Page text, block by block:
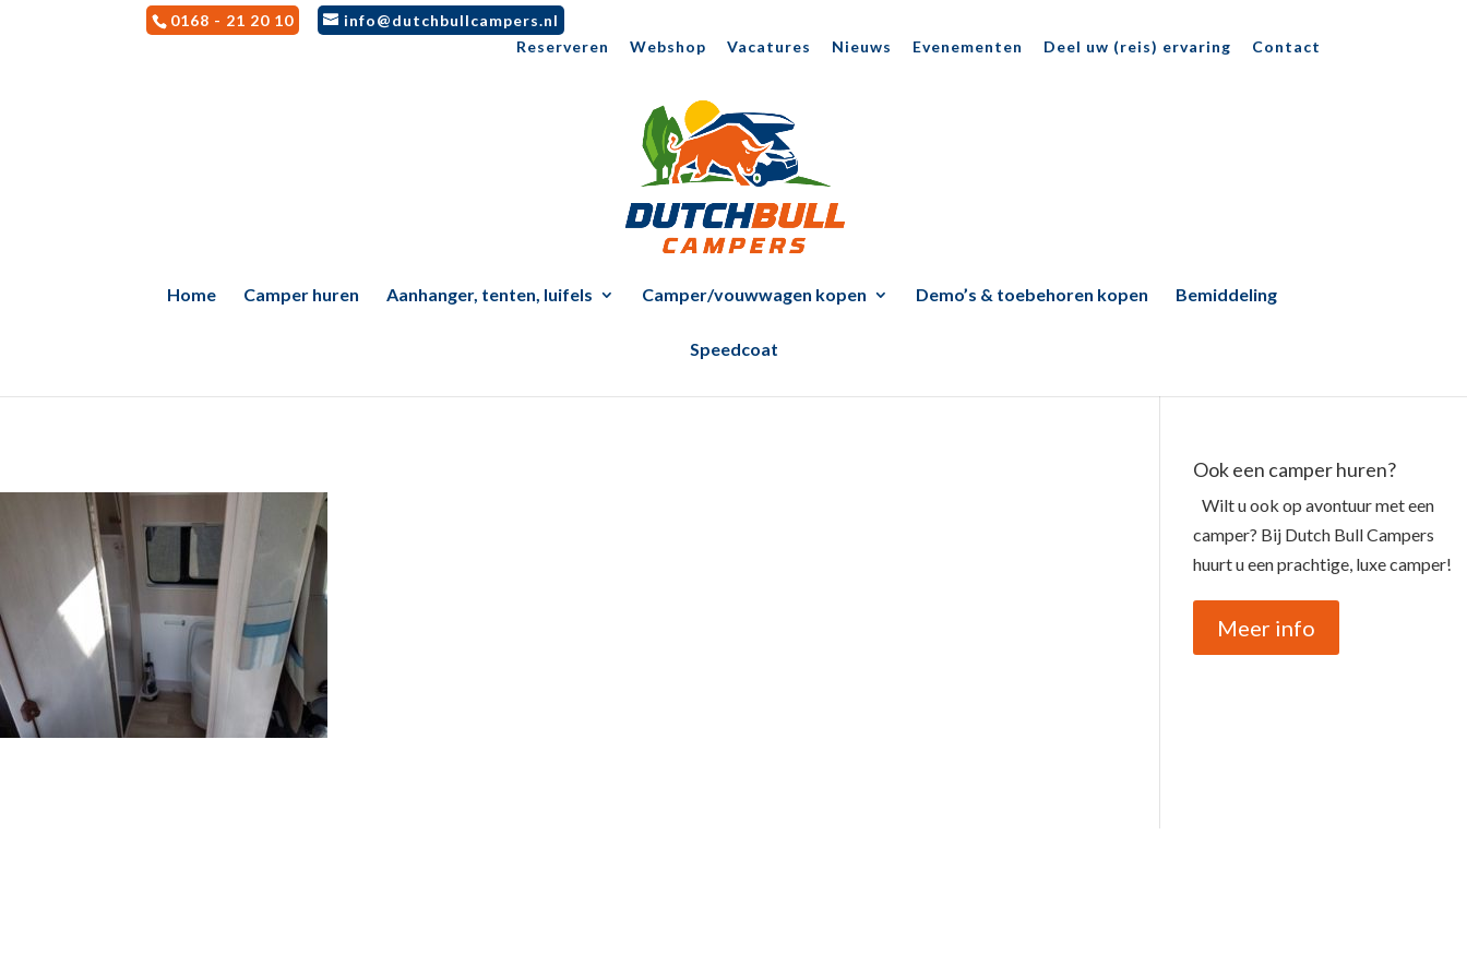
0168 - 21 20 10
info@dutchbullcampers.nl
Reserveren
Webshop Vacatures Nieuws Evenementen Deel uw (reis) ervaring Contact
Home Camper huren Aanhanger, tenten, luifels Camper/vouwwagen kopen Demo’s & toebehoren kopen Bemiddeling
Speedcoat
Ook een camper huren?
Wilt u ook op avontuur met een
camper? Bij Dutch Bull Campers
huurt u een prachtige, luxe camper!
Meer info